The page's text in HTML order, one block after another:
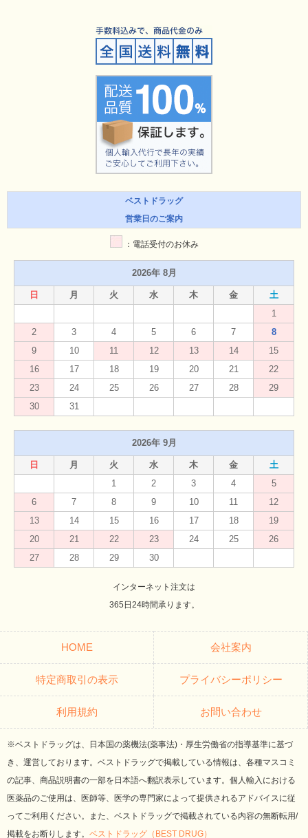
ベストドラッグ
営業日のご案内
：電話受付のお休み
2026年 8月
日 月 火 水 木 金
土
1
2
3 4 5 6 7
8
9
10 11 12 13 14
15
16
17 18 19 20 21
22
23
24 25 26 27 28
29
30
31
2026年 9月
日 月 火 水 木 金
土
1
2 3 4
5
6
7 8 9 10 11
12
13
14 15 16 17 18
19
20
21 22 23 24 25
26
27
28 29 30
インターネット注文は
365日24時間承ります。
HOME 会社案内
特定商取引の表示 プライバシーポリシー
利用規約 お問い合わせ
※ベストドラッグは、日本国の薬機法(薬事法)・厚生労働省の指導基準に基づ
き、運営しております。ベストドラッグで掲載している情報は、各種マスコミ
の記事、商品説明書の一部を日本語へ翻訳表示しています。個人輸入における
医薬品のご使用は、医師等、医学の専門家によって提供されるアドバイスに従
ってご利用ください。また、ベストドラッグで掲載されている内容の無断転用/
掲載をお断りします。 ベストドラッグ（BEST DRUG）